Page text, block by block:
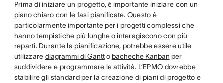
Prima di iniziare un progetto, è importante iniziare con un
pianochiaro con le fasi pianificate. Questo è
particolarmente importante per i progetti complessi che
hanno tempistiche più lunghe o interagiscono con più
reparti. Durante la pianificazione, potrebbe essere utile
utilizzare diagrammi di Gantto bacheche Kanban per
suddividere e programmare le attività. L’EPMO dovrebbe
stabilire gli standard per la creazione di piani di progetto e